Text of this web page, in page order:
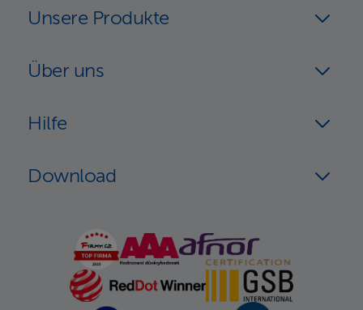
Unsere Produkte
Über uns
Hilfe
Download